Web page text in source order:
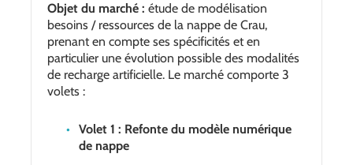
Objet du marché : étude de modélisation
besoins / ressources de la nappe de Crau,
prenant en compte ses spécificités et en
particulier une évolution possible des modalités
de recharge artificielle. Le marché comporte 3
volets :
Volet 1 : Refonte du modèle numérique
de nappe